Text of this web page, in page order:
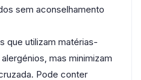
sem aconselhamento
que utilizam matérias-
mas minimizam
Pode conter